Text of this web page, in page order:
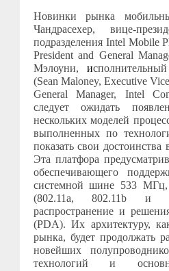
Новинки рынка
Чандрасехер, вице-
подразделения Intel Mobile
President and General
Мэлоуни,и
(Sean Maloney, Executive
General Manager, Intel
следует ожидать
нескольких моделей
выполненных по
показать свои
Эта платфора
обеспечивающего
системной шине 533 МГц,
(802.11a, 802.11b и
распространение и
(PDA). Их архитектуру,
рынка, будет продолжать
новейших
технологий и